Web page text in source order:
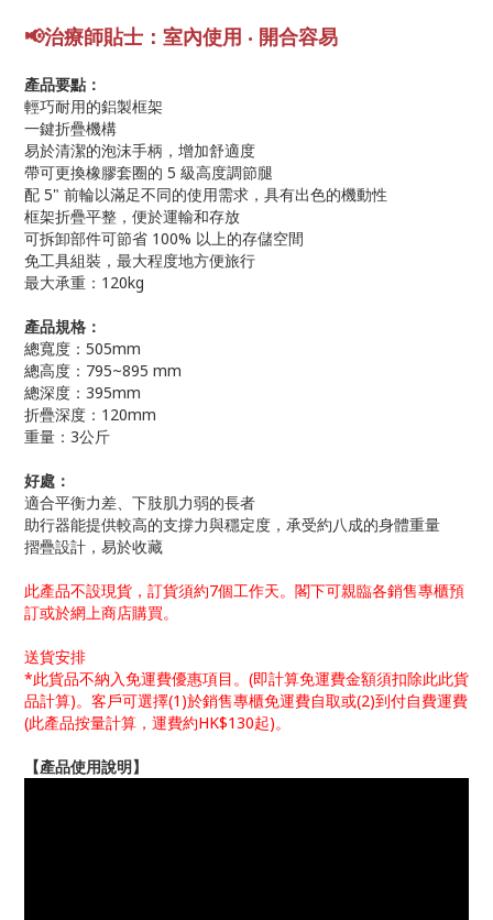
📢治療師貼士 ：室內使用 ‧ 開合容易
產品要點：
輕巧耐用的鋁製框架
一鍵折疊機構
易於清潔的泡沫手柄，增加舒適度
帶可更換橡膠套圈的 5 級高度調節腿
配 5" 前輪以滿足不同的使用需求，具有出色的機動性
框架折疊平整，便於運輸和存放
可拆卸部件可節省 100% 以上的存儲空間
免工具組裝，最大程度地方便旅行
最大承重：120kg
產品規格：
總寬度：505mm
總高度：795~895 mm
總深度：395mm
折疊深度：120mm
重量：3公斤
好處：
適合平衡力差、下肢肌力弱的長者
助行器能提供較高的支撐力與穩定度，承受約八成的身體重量
摺疊設計，易於收藏
此產品不設現貨，訂貨須約7個工作天。閣下可親臨各銷售專櫃預
訂或於網上商店購買。
送貨安排
*此貨品不納入免運費優惠項目。(即計算免運費金額須扣除此此貨
品計算)。客戶可選擇(1)於銷售專櫃免運費自取或(2)到付自費運費
(此產品按量計算，運費約HK$130起)。
【產品使用說明】